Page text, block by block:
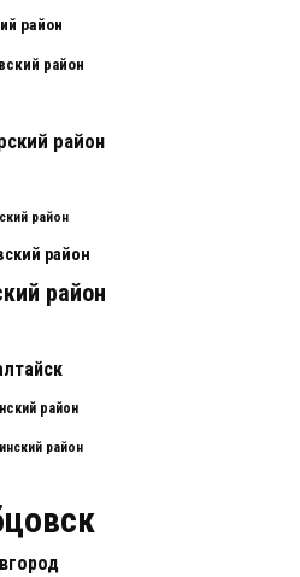
район
район
район
район
район
район
район
район